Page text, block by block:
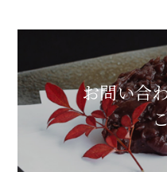
お問い合